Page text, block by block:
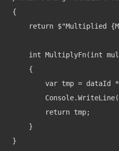
{
return $"Multiplied
int MultiplyFn(int
    {
var tmp = dataId
        return tmp;
    }
}